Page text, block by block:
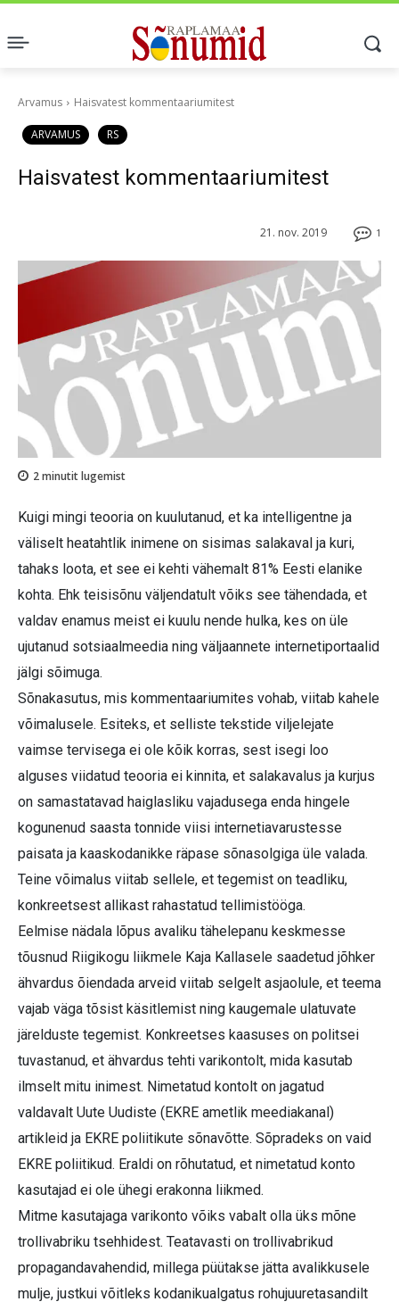
Arvamus Haisvatest kommentaariumitest
ARVAMUS RS
Haisvatest kommentaariumitest
1
21. nov. 2019
2minutit lugemist
Kuigi mingi teooria on kuulutanud, et ka intelligentne ja
väliselt heatahtlik inimene on sisimas salakaval ja kuri,
tahaks loota, et see ei kehti vähemalt 81% Eesti elanike
kohta. Ehk teisisõnu väljendatult võiks see tähendada, et
valdav enamus meist ei kuulu nende hulka, kes on üle
ujutanud sotsiaalmeedia ning väljaannete internetiportaalid
jälgi sõimuga.
Sõnakasutus, mis kommentaariumites vohab, viitab kahele
võimalusele. Esiteks, et selliste tekstide viljelejate
vaimse tervisega ei ole kõik korras, sest isegi loo
alguses viidatud teooria ei kinnita, et salakavalus ja kurjus
on samastatavad haiglasliku vajadusega enda hingele
kogunenud saasta tonnide viisi internetiavarustesse
paisata ja kaaskodanikke räpase sõnasolgiga üle valada.
Teine võimalus viitab sellele, et tegemist on teadliku,
konkreetsest allikast rahastatud tellimistööga.
Eelmise nädala lõpus avaliku tähelepanu keskmesse
tõusnud Riigikogu liikmele Kaja Kallasele saadetud jõhker
ähvardus õiendada arveid viitab selgelt asjaolule, et teema
vajab väga tõsist käsitlemist ning kaugemale ulatuvate
järelduste tegemist. Konkreetses kaasuses on politsei
tuvastanud, et ähvardus tehti varikontolt, mida kasutab
ilmselt mitu inimest. Nimetatud kontolt on jagatud
valdavalt Uute Uudiste (EKRE ametlik meediakanal)
artikleid ja EKRE poliitikute sõnavõtte. Sõpradeks on vaid
EKRE poliitikud. Eraldi on rõhutatud, et nimetatud konto
kasutajad ei ole ühegi erakonna liikmed.
Mitme kasutajaga varikonto võiks vabalt olla üks mõne
trollivabriku tsehhidest. Teatavasti on trollivabrikud
propagandavahendid, millega püütakse jätta avalikkusele
mulje, justkui võitleks kodanikualgatus rohujuuretasandilt